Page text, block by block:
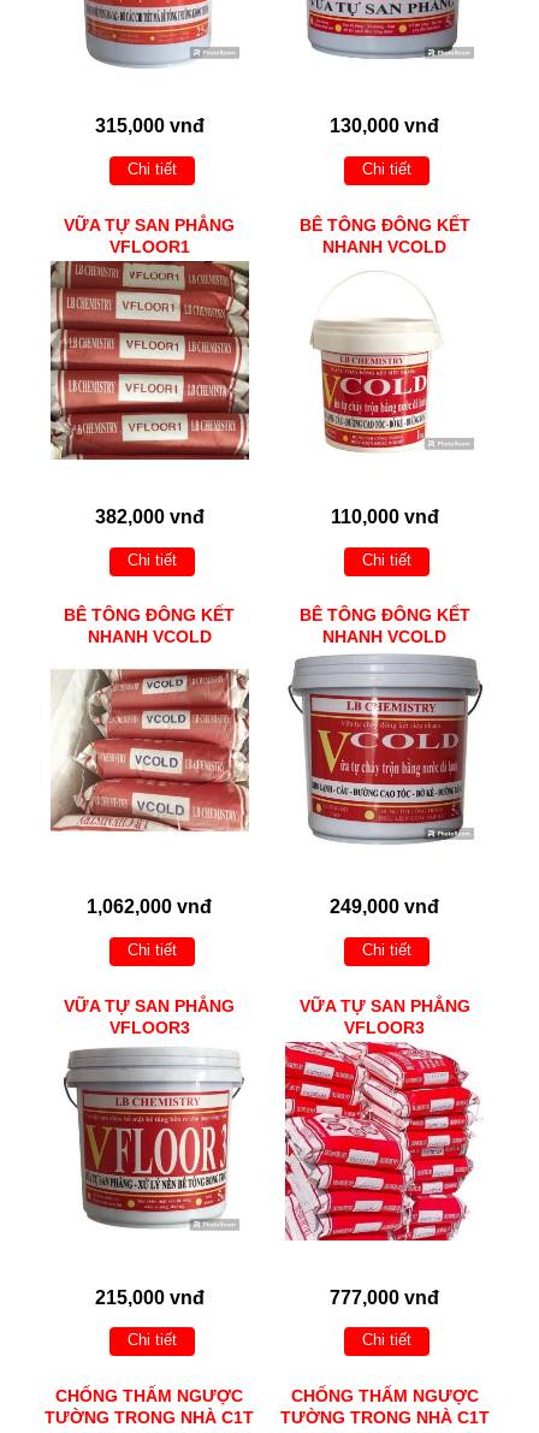
315,000 vnđ
Chi tiết
130,000 vnđ
Chi tiết
VỮA TỰ SAN PHẲNG
VFLOOR1
382,000 vnđ
Chi tiết
BÊ TÔNG ĐÔNG KẾT
NHANH VCOLD
110,000 vnđ
Chi tiết
BÊ TÔNG ĐÔNG KẾT
NHANH VCOLD
1,062,000 vnđ
Chi tiết
BÊ TÔNG ĐÔNG KẾT
NHANH VCOLD
249,000 vnđ
Chi tiết
VỮA TỰ SAN PHẲNG
VFLOOR3
215,000 vnđ
Chi tiết
VỮA TỰ SAN PHẲNG
VFLOOR3
777,000 vnđ
Chi tiết
CHỐNG THẤM NGƯỢC
TƯỜNG TRONG NHÀ C1T
CHỐNG THẤM NGƯỢC
TƯỜNG TRONG NHÀ C1T